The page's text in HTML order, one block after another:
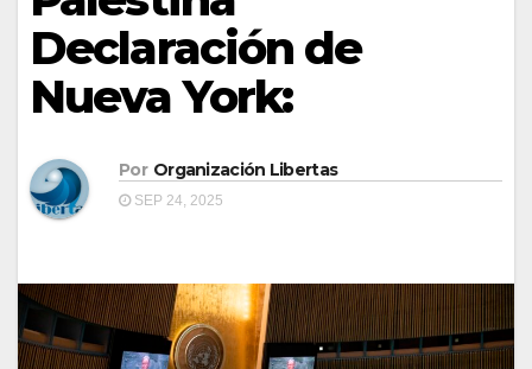
Declaración de
Nueva York:
Por Organización Libertas
SEP 24, 2025